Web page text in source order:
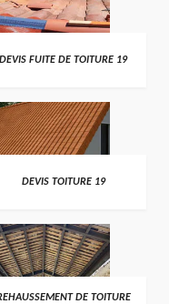
DEVIS FUITE DE TOITURE 19
DEVIS TOITURE 19
DE TOITURE